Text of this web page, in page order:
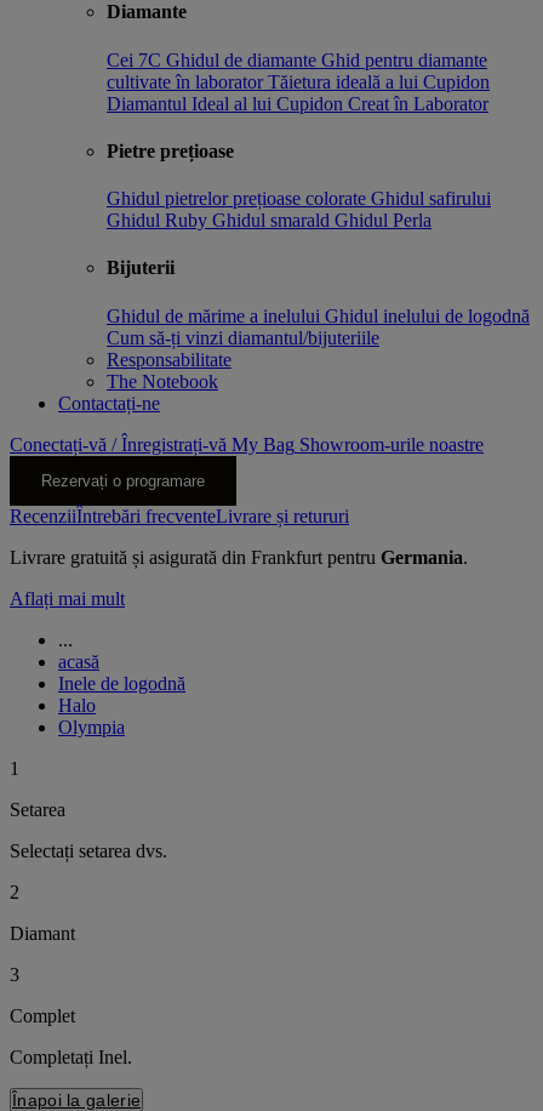
Diamante
Cei 7C Ghidul de diamante Ghid pentru diamante
cultivate în laboratorTăietura ideală a lui Cupidon
Diamantul Ideal al lui Cupidon Creat în Laborator
Pietre prețioase
Ghidul pietrelor prețioase colorate Ghidul safirului
Ghidul Ruby Ghidul smarald Ghidul Perla
Bijuterii
Ghidul de mărime a inelului Ghidul inelului de logodnă
Cum să-ți vinzi diamantul/bijuteriile
Responsabilitate
The Notebook
Contactați-ne
Conectați-vă / Înregistrați-vă My Bag Showroom-urile noastre
Rezervați o programare
RecenziiÎntrebări frecventeLivrare și retururi
Livrare gratuită și asigurată din Frankfurt pentru Germania.
Aflați mai mult
...
acasă
Inele de logodnă
Halo
Olympia
1
Setarea
Selectați setarea dvs.
2
Diamant
3
Complet
Completați Inel.
Înapoi la galerie